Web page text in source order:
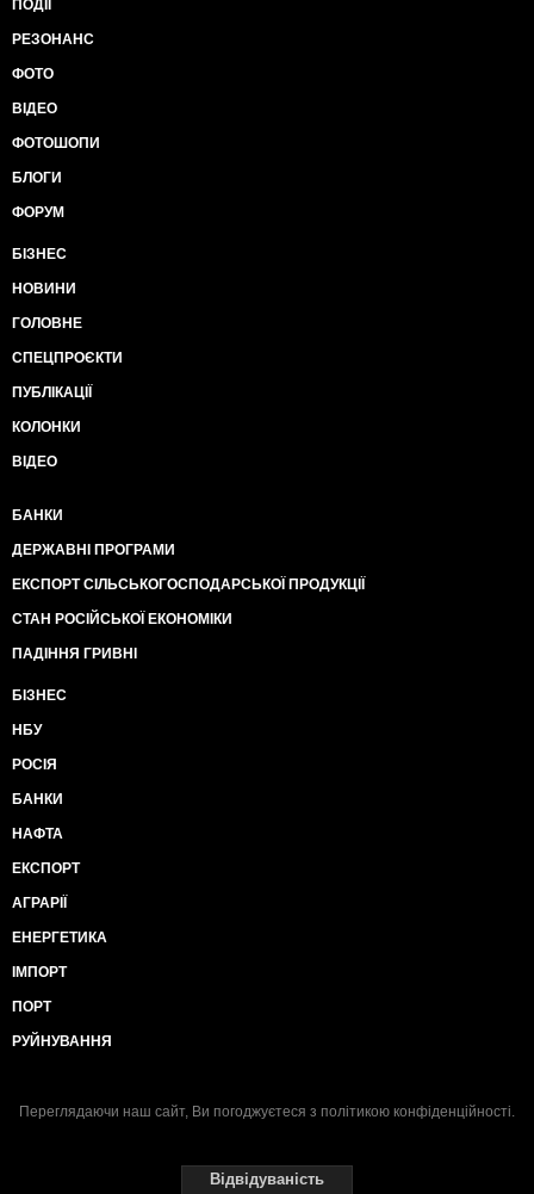
ПОДІЇ
РЕЗОНАНС
ФОТО
ВІДЕО
ФОТОШОПИ
БЛОГИ
ФОРУМ
БІЗНЕС
НОВИНИ
ГОЛОВНЕ
СПЕЦПРОЄКТИ
ПУБЛІКАЦІЇ
КОЛОНКИ
ВІДЕО
БАНКИ
ДЕРЖАВНІ ПРОГРАМИ
ЕКСПОРТ СІЛЬСЬКОГОСПОДАРСЬКОЇ ПРОДУКЦІЇ
СТАН РОСІЙСЬКОЇ ЕКОНОМІКИ
ПАДІННЯ ГРИВНІ
БІЗНЕС
НБУ
РОСІЯ
БАНКИ
НАФТА
ЕКСПОРТ
АГРАРІЇ
ЕНЕРГЕТИКА
ІМПОРТ
ПОРТ
РУЙНУВАННЯ
Переглядаючи наш сайт, Ви погоджуєтеся з політикою конфіденційності.
Відвідуваність